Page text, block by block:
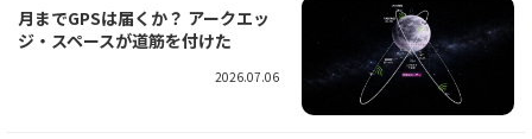
月までGPSは届くか？ アークエッ
ジ・スペースが道筋を付けた
2026.07.06